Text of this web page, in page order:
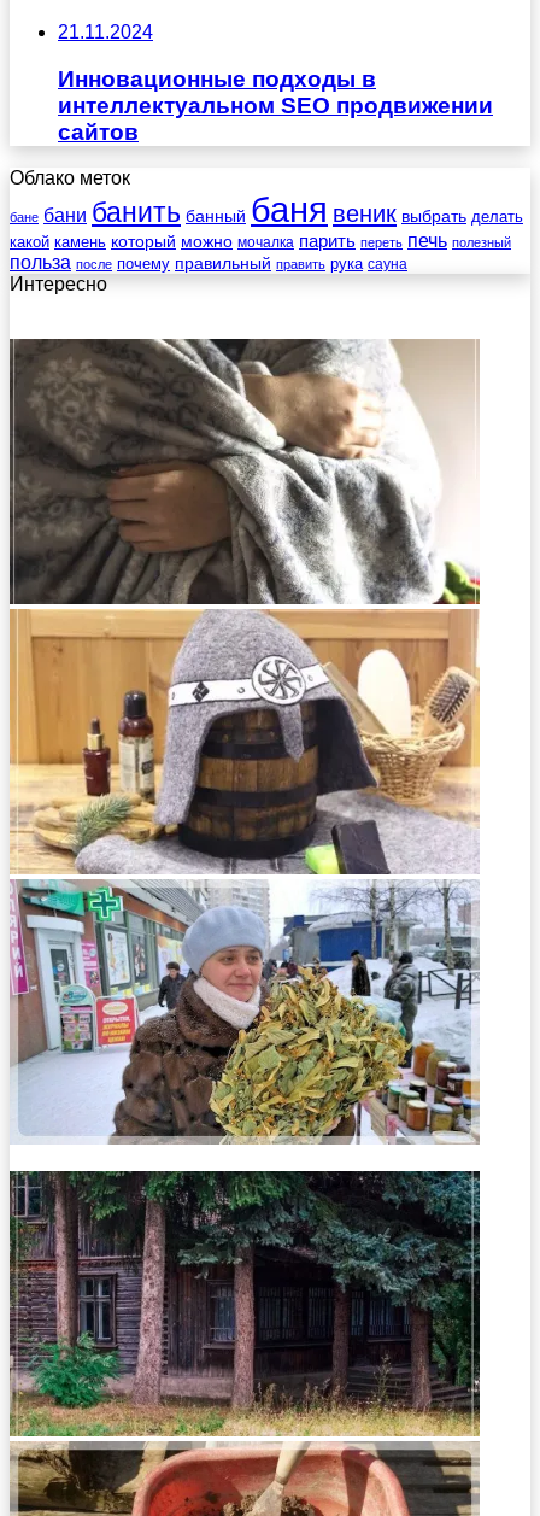
21.11.2024
Инновационные подходы в
интеллектуальном SEO продвижении
сайтов
Облако меток
бане бани банить банный баня веник выбрать делать
какой камень который можно мочалка парить переть печь полезный
польза после почему правильный править рука сауна
Интересно